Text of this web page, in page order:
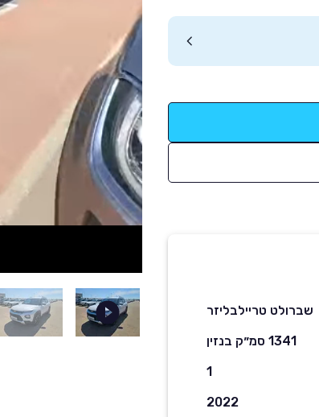
שברולט טריילבליזר
1341 סמ״ק בנזין
1
2022